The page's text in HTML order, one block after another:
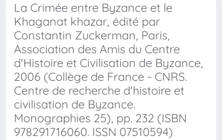
La Crimée entre Byzance et le
Khaganat khazar, édité par
Constantin Zuckerman, Paris,
Association des Amis du Centre
d'Histoire et Civilisation de Byzance,
2006 (Collège de France - CNRS.
Centre de recherche d'histoire et
civilisation de Byzance.
Monographies 25), pp. 232 (ISBN
978291716060. ISSN 07510594)